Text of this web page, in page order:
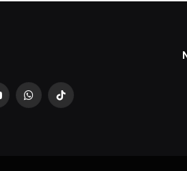
WhatsAppTikTok